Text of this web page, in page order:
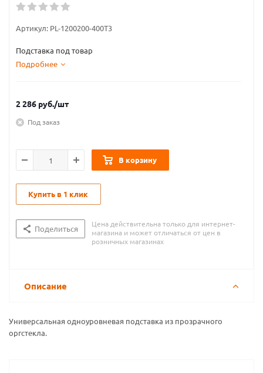
Артикул: PL-1200200-400T3
Подставка под товар
Подробнее
2 286 руб./шт
Под заказ
В корзину
Купить в 1 клик
Поделиться
Цена действительна только для интернет-
магазина и может отличаться от цен в
розничных магазинах
Описание
Универсальная одноуровневая подставка из прозрачного
оргстекла.